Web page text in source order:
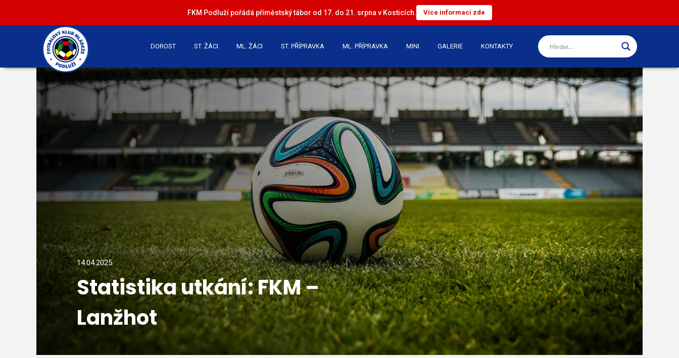
FKM Podluží pořádá příměstský tábor od 17. do 21. srpna v Kosticích. Více informací zde
DOROST ST. ŽÁCI ML. ŽÁCI ST. PŘÍPRAVKA ML. PŘÍPRAVKA MINI GALERIE KONTAKTY
14.04.2025
Statistika utkání: FKM –
Lanžhot